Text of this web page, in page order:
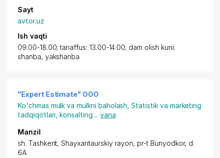
Sayt
avtor.uz
Ish vaqti
09.00-18.00; tanaffus: 13.00-14.00; dam olish kuni:
shanba, yakshanba
"Expert Estimate" OOO
Ko'chmas mulk va mulkni baholash ,Statistik va marketing
tadqiqotlari, konsalting... yana
Manzil
sh. Tashkent,Shayxantaurskiy rayon, pr-t Bunyodkor, d.
6A